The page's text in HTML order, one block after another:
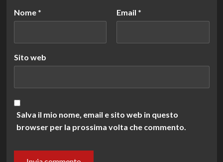
Nome * Email *
Sito web
Salva il mio nome, email e sito web in questo
browser per la prossima volta che commento.